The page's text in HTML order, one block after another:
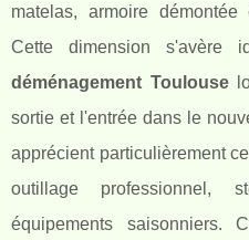
matelas, armoire
Cette dimension s'avère
déménagement Toulouse
sortie et l'entrée dans le
apprécient particulièrement
outillage professionnel,
équipements saisonniers.